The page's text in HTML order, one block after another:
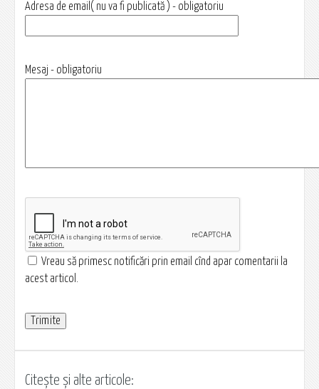
Adresa de email( nu va fi publicată ) - obligatoriu
Mesaj - obligatoriu
Vreau să primesc notificări prin email cînd apar comentarii la
acest articol.
Citește și alte articole: